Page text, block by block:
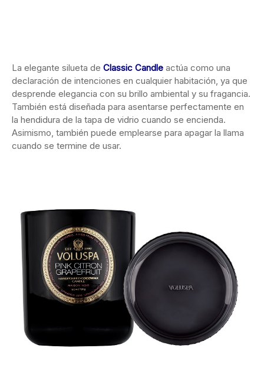
La elegante silueta de Classic Candle actúa como una
declaración de intenciones en cualquier habitación, ya que
desprende elegancia con su brillo ambiental y su fragancia.
También está diseñada para asentarse perfectamente en
la hendidura de la tapa de vidrio cuando se encienda.
Asimismo, también puede emplearse para apagar la llama
cuando se termine de usar.